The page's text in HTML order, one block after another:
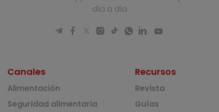
día a día
Canales
Alimentación
Seguridad alimentaria
Recursos
Revista
Guías